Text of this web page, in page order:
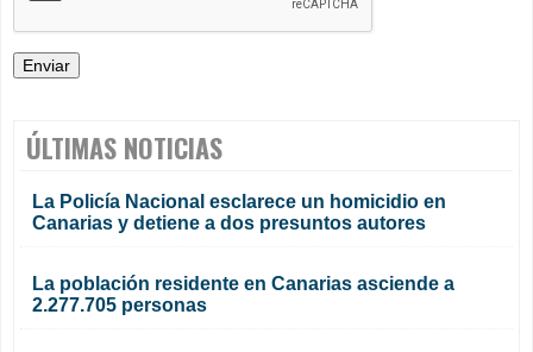
ÚLTIMAS NOTICIAS
La Policía Nacional esclarece un homicidio en
Canarias y detiene a dos presuntos autores
La población residente en Canarias asciende a
2.277.705 personas